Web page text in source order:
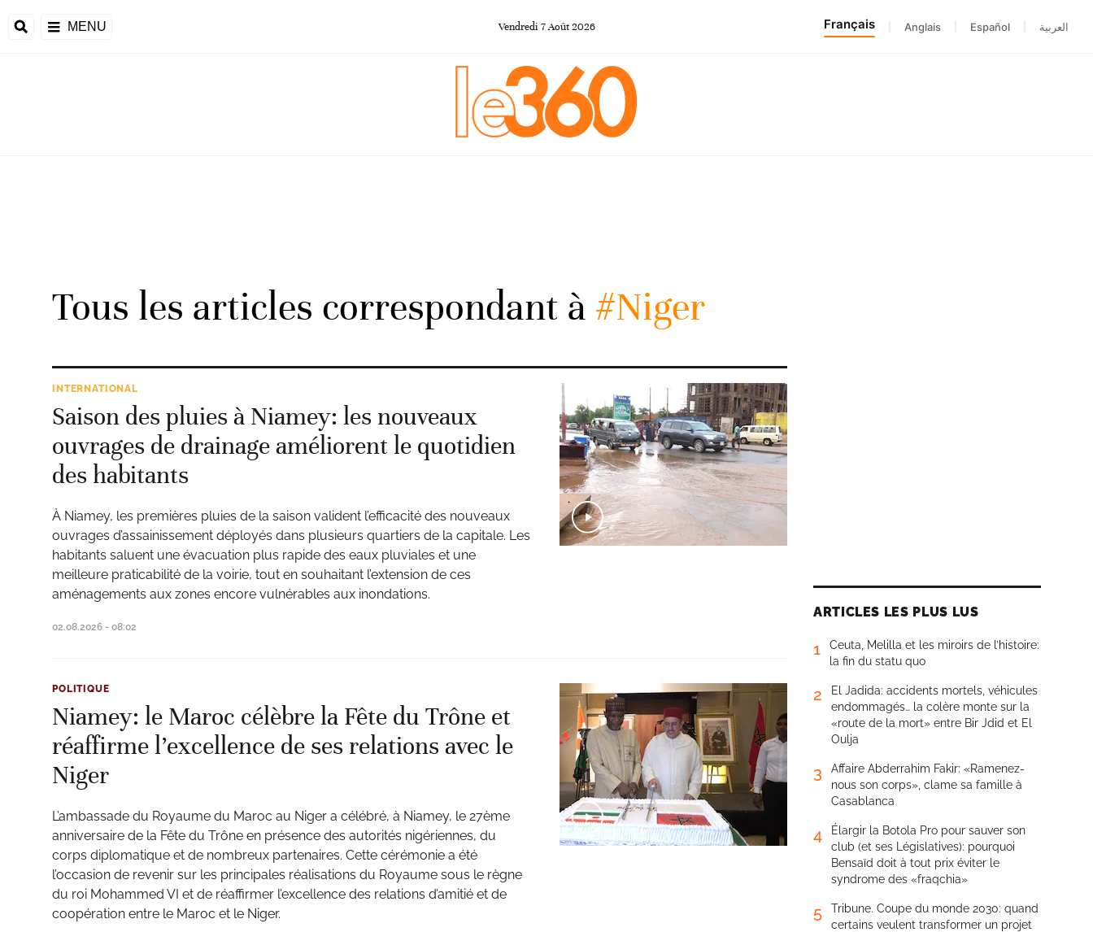
MENU Vendredi 7Août 2026 Français Anglais Español العربية
Tous les articles correspondant à #Niger
INTERNATIONAL
Saison des pluies à Niamey: les nouveaux
ouvrages de drainage améliorent le quotidien
des habitants
À Niamey, les premières pluies de la saison valident l’efficacité des nouveaux
ouvrages d’assainissement déployés dans plusieurs quartiers de la capitale. Les
habitants saluent une évacuation plus rapide des eaux pluviales et une
meilleure praticabilité de la voirie, tout en souhaitant l’extension de ces
aménagements aux zones encore vulnérables aux inondations.
02.08.2026 - 08:02
POLITIQUE
Niamey: le Maroc célèbre la Fête du Trône et
réaffirme l’excellence de ses relations avec le
Niger
L’ambassade du Royaume du Maroc au Niger a célébré, à Niamey, le 27ème
anniversaire de la Fête du Trône en présence des autorités nigériennes, du
corps diplomatique et de nombreux partenaires. Cette cérémonie a été
l’occasion de revenir sur les principales réalisations du Royaume sous le règne
du roi Mohammed VI et de réaffirmer l’excellence des relations d’amitié et de
coopération entre le Maroc et le Niger.
ARTICLES LES PLUS LUS
1
Ceuta, Melilla et les miroirs de l’histoire:
la fin du statu quo
2
El Jadida: accidents mortels, véhicules
endommagés… la colère monte sur la
«route de la mort» entre Bir Jdid et El
Oulja
3
Affaire Abderrahim Fakir: «Ramenez-
nous son corps», clame sa famille à
Casablanca
4
Élargir la Botola Pro pour sauver son
club (et ses Législatives): pourquoi
Bensaïd doit à tout prix éviter le
syndrome des «fraqchia»
5
Tribune. Coupe du monde 2030: quand
certains veulent transformer un projet